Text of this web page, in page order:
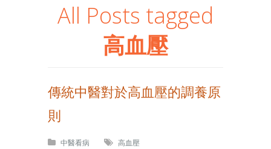
All Posts tagged
高血壓
傳統中醫對於高血壓的調養原
則
中醫看病 高血壓